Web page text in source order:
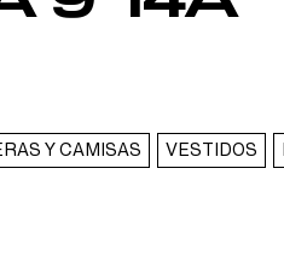
Y CAMISAS VESTIDOS